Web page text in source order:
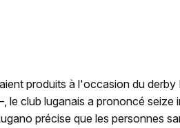
produits à l'occasion du derby
le club luganais a prononcé seize
précise que les personnes